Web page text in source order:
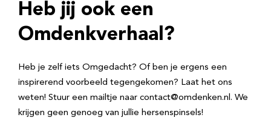
r
e
Heb jij ook een
Omdenkverhaal?
Heb je zelf iets Omgedacht? Of ben je ergens een
inspirerend voorbeeld tegengekomen? Laat het ons
weten! Stuur een mailtje naar contact@omdenken.nl. We
krijgen geen genoeg van jullie hersenspinsels!